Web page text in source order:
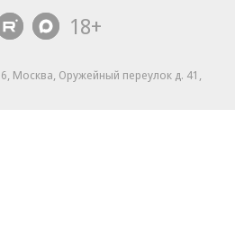
18+
Москва, Оружейный переулок д. 41,